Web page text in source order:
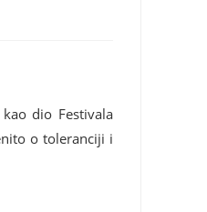
dio Festivala
o toleranciji i